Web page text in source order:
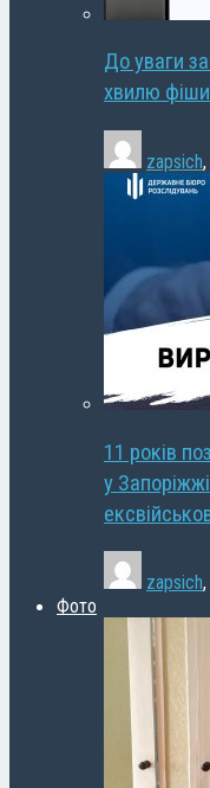
До уваги
хвилю
zapsich,
11 років
у
zapsich,
Фото